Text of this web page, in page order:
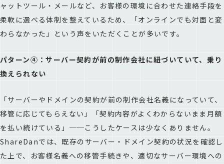
ャットツール・メールなど、お客様の環境に合わせた連絡手段を
柔軟に選べる体制を整えているため、「オンラインでも対面と変
わらなかった」という声をいただくことが多いです。
パターン④：サーバー契約が前の制作会社に紐づいていて、乗り
換えられない
「サーバーやドメインの契約が前の制作会社名義になっていて、
移管に応じてもらえない」「契約内容がよくわからないまま月額
を払い続けている」──こうしたケースは少なくありません。
ShareDanでは、既存のサーバー・ドメイン契約の状況を確認し
た上で、お客様名義への移管手続きや、適切なサーバー環境への